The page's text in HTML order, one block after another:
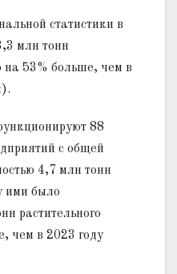
статистики в
млн тонн
на 53% больше, чем в
88
с общей
4,7 млн тонн
ими было
растительного
чем в 2023 году